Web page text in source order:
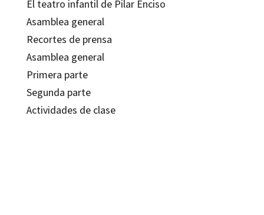
El teatro infantil de Pilar Enciso
Asamblea general
Recortes de prensa
Asamblea general
Primera parte
Segunda parte
Actividades de clase